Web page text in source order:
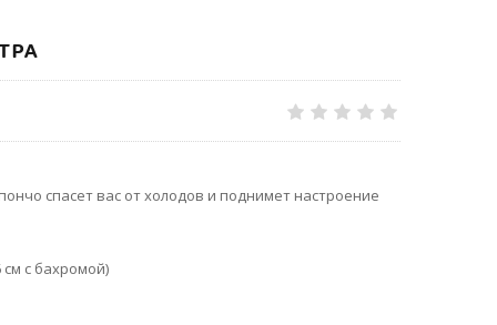
спасет вас от холодов и поднимет настроение
с бахромой)